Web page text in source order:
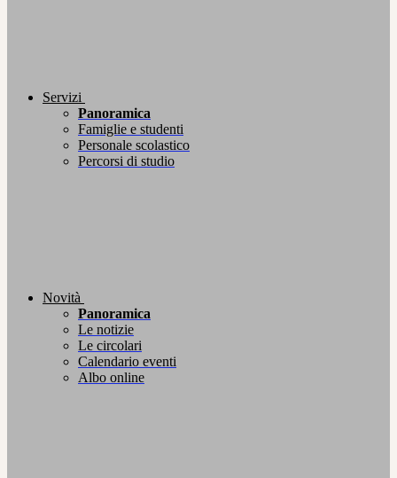
Servizi
Panoramica
Famiglie e studenti
Personale scolastico
Percorsi di studio
Novità
Panoramica
Le notizie
Le circolari
Calendario eventi
Albo online